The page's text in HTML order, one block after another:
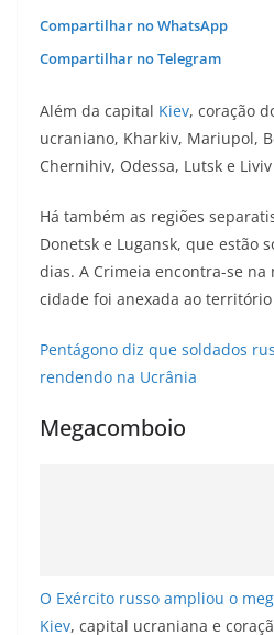
Compartilhar no WhatsApp
Compartilhar no Telegram
Além da capital Kiev, coração
ucraniano, Kharkiv, Mariupol,
Chernihiv, Odessa, Lutsk e
Há também as regiões
Donetsk e Lugansk, que estão
dias. A Crimeia encontra-se
cidade foi anexada ao
Pentágono diz que soldados
rendendo na Ucrânia
Megacomboio
O Exército russo ampliou o
Kiev, capital ucraniana e